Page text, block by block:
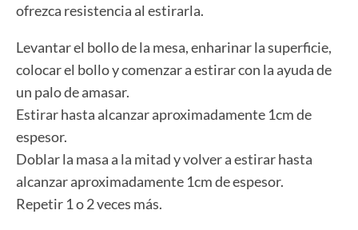
ofrezca resistencia al estirarla.
Levantar el bollo de la mesa, enharinar la superficie,
colocar el bollo y comenzar a estirar con la ayuda de
un palo de amasar.
Estirar hasta alcanzar aproximadamente 1cm de
espesor.
Doblar la masa a la mitad y volver a estirar hasta
alcanzar aproximadamente 1cm de espesor.
Repetir 1 o 2 veces más.